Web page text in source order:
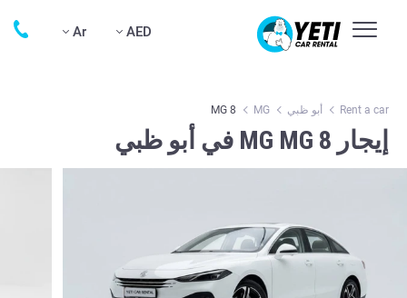
AED
Ar
Rent a car أبو ظبي MG
MG 8
إيجار MG MG 8 في أبو ظبي